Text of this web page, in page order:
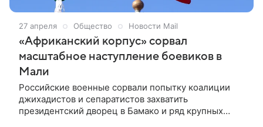
27 апреля Общество Новости Mail
«Африканский корпус» сорвал
масштабное наступление боевиков в
Мали
Российские военные сорвали попытку коалиции
джихадистов и сепаратистов захватить
президентский дворец в Бамако и ряд крупных